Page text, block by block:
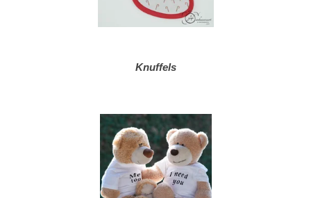
Knuffels